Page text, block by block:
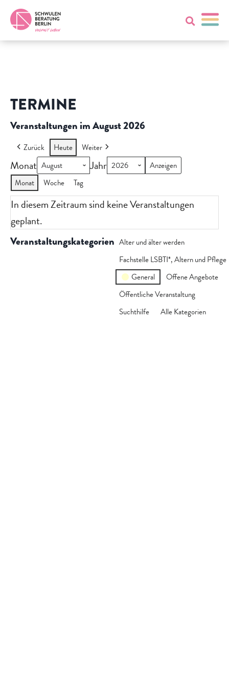
TERMINE
Veranstaltungen im August 2026
Zurück Heute Weiter
Monat Jahr
Monat Woche Tag
In diesem Zeitraum sind keine Veranstaltungen
geplant.
Veranstaltungskategorien Alter und älter werden
Fachstelle LSBTI*, Altern und Pflege
General
Offene Angebote
Öffentliche Veranstaltung
Suchthilfe
Alle Kategorien